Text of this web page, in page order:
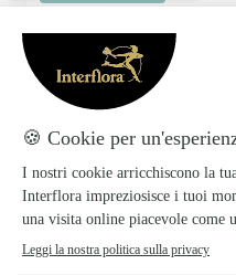
De Marchis Patrizia
VELLETRI